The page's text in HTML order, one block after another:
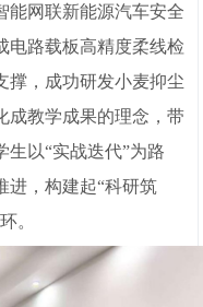
能网联新能源汽车安全
电路载板高精度柔线检
撑，成功研发小麦抑尘
成教学成果的理念，带
生以“实战迭代”为路
进，构建起“科研筑
。